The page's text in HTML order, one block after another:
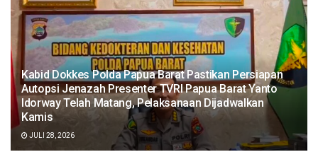
Kabid Dokkes Polda Papua Barat Pastikan Persiapan
Autopsi Jenazah Presenter TVRI Papua Barat Yanto
Idorway Telah Matang, Pelaksanaan Dijadwalkan
Kamis
JULI 28, 2026